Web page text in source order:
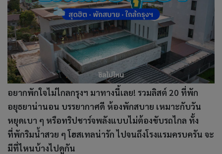
อยากพักใจไม่ไกลกรุงฯ มาทางนี้เลย! รวมลิสต์ 20 ที่พัก
อยุธยาน่านอน บรรยากาศดี ห้องพักสบาย เหมาะกับวัน
หยุดเบา ๆ หรือทริปชาร์จพลังแบบไม่ต้องขับรถไกล ทั้ง
ที่พักริมน้ำสวย ๆ โฮสเทลน่ารัก ไปจนถึงโรงแรมครบครัน จะ
มีที่ไหนบ้างไปดูกัน